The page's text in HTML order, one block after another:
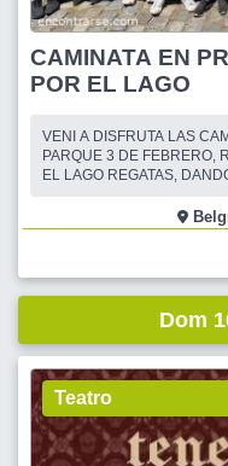
CAMINATA EN
POR EL LAGO
VENI A DISFRUTA LAS
PARQUE 3 DE FEBRERO,
EL LAGO REGATAS,
MIENTRAS CAMINAMOS,
HERMOSO PAISAJE DEL
Dom
Teatro